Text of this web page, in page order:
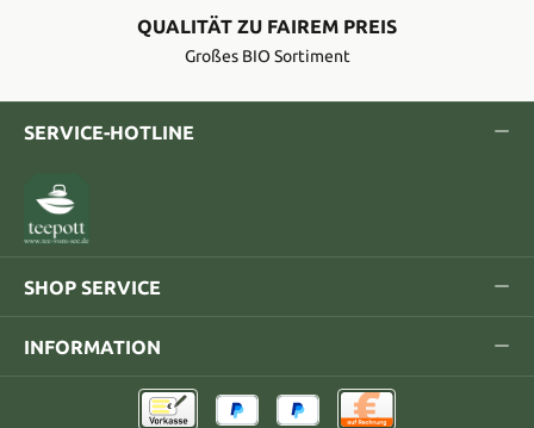
QUALITÄT ZU FAIREM PREIS
Großes BIO Sortiment
SERVICE-HOTLINE
SHOP SERVICE
INFORMATION